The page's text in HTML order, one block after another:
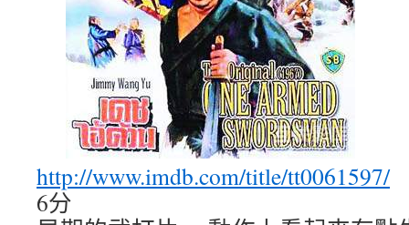
http://www.imdb.com/title/tt0061597/
6分